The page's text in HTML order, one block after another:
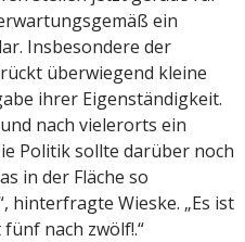
ein
Insbesondere der
überwiegend kleine
ihrer Eigenständigkeit.
nach vielerorts ein
Politik sollte darüber noch
in der Fläche so
hinterfragte Wieske. „Es ist
nach zwölf!.“